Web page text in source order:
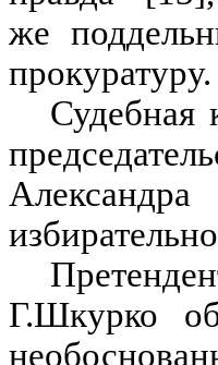
же
прокуратуру.
Судебная
Г.Шкурко